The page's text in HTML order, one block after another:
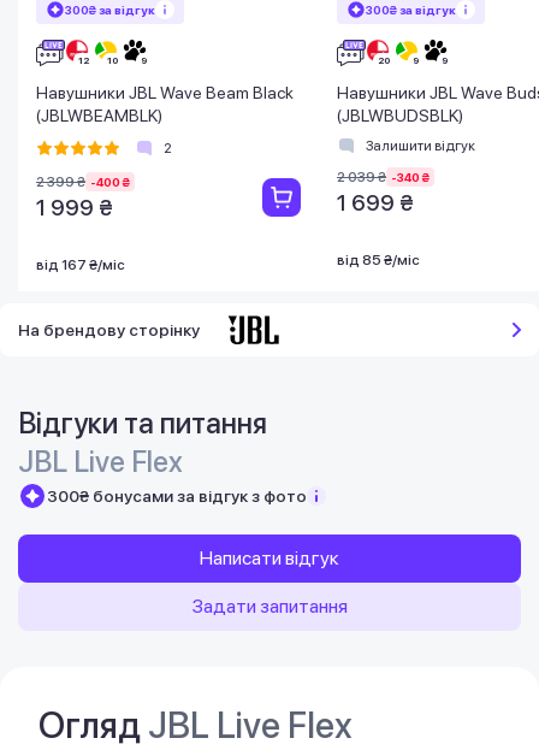
300₴ за відгук
Навушники JBL Wave Beam Black
(JBLWBEAMBLK)
2
2 399 ₴ -400 ₴
1 999 ₴
від 167 ₴/міс
300₴ за відгук
Навушники JBL Wave
(JBLWBUDSBLK)
Залишити відгук
2 039 ₴ -340 ₴
1 699 ₴
від 85 ₴/міс
На брендову сторінку
Відгуки та питання
JBL Live Flex
300₴ бонусами за відгук з фото
Написати відгук
Задати запитання
ОглядJBL Live Flex